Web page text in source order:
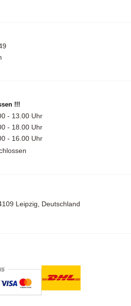
!!!
- 13.00 Uhr
- 18.00 Uhr
- 16.00 Uhr
Leipzig, Deutschland